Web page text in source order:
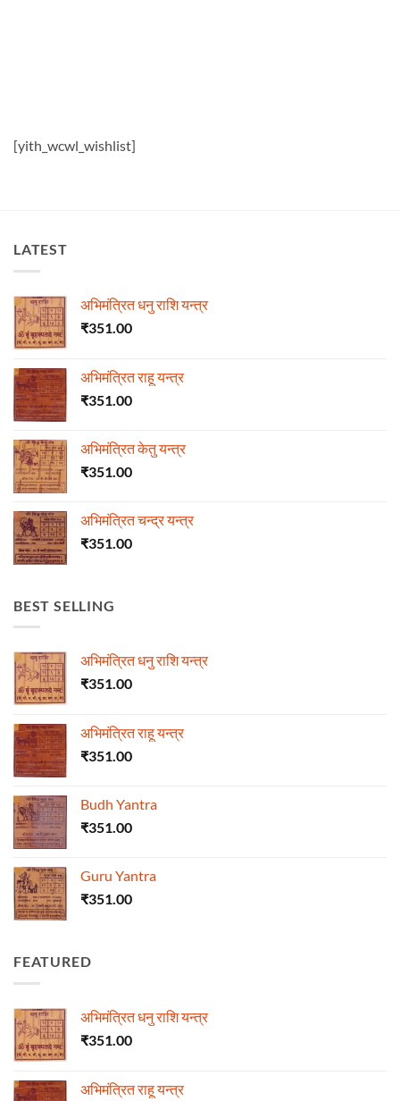
[yith_wcwl_wishlist]
LATEST
अभिमंत्रित धनु राशि यन्त्र
₹351.00
अभिमंत्रित राहू यन्त्र
₹351.00
अभिमंत्रित केतु यन्त्र
₹351.00
अभिमंत्रित चन्द्र यन्त्र
₹351.00
BEST SELLING
अभिमंत्रित धनु राशि यन्त्र
₹351.00
अभिमंत्रित राहू यन्त्र
₹351.00
Budh Yantra
₹351.00
Guru Yantra
₹351.00
FEATURED
अभिमंत्रित धनु राशि यन्त्र
₹351.00
अभिमंत्रित राहू यन्त्र